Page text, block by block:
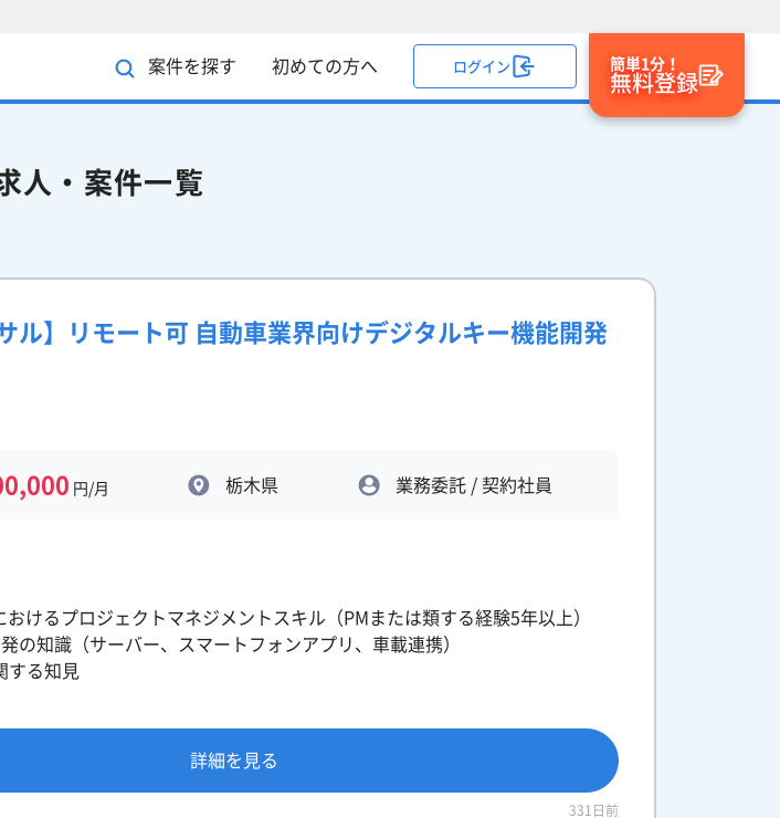
案件を探す 初めての方へ ログイン 簡単1分！
無料登録
人・案件一覧
ル】リモート可 自動車業界向けデジタルキー機能開発
円/月 栃木県 業務委託 / 契約社員
おけるプロジェクトマネジメントスキル（PMまたは類する経験5年以上）
の知識（サーバー、スマートフォンアプリ、車載連携）
する知見
詳細を見る
331日前